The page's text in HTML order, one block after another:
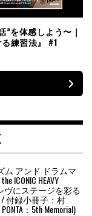
を体感しよう〜｜
練習法』 #1
ム アンド ドラムマ
ICONIC HEAVY
ヴにステージを彩る
付録小冊子：村
：5th Memorial)